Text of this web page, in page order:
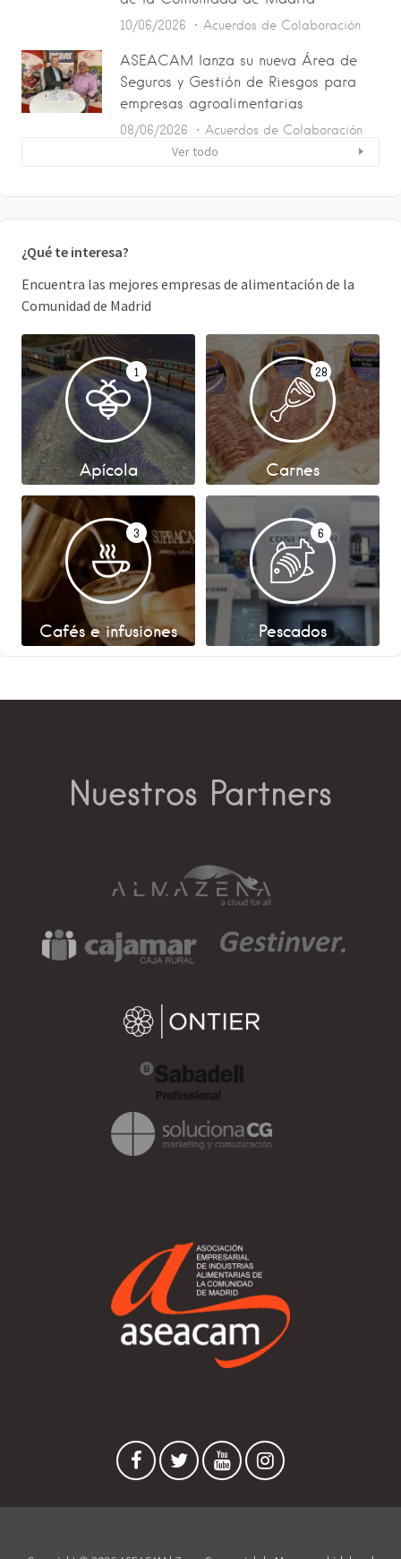
10/06/2026 Acuerdos de Colaboración
ASEACAM lanza su nueva Área de
Seguros y Gestión de Riesgos para
empresas agroalimentarias
08/06/2026 Acuerdos de Colaboración
Ver todo
¿Qué te interesa?
Encuentra las mejores empresas de alimentación de la
Comunidad de Madrid
1
Apícola
28
Carnes
3
Cafés e infusiones
6
Pescados
Nuestros Partners